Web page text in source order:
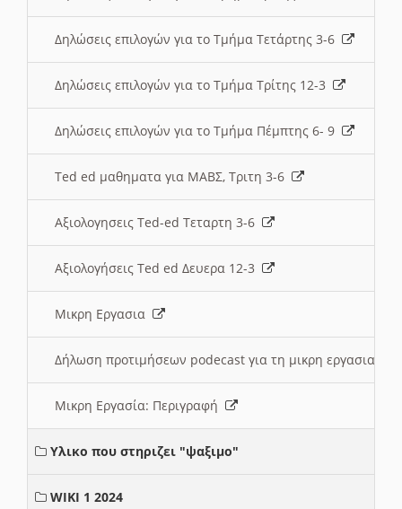
Δηλώσεις επιλογών για το Τμήμα Τετάρτης 3-6
Δηλώσεις επιλογών για το Τμήμα Τρίτης 12-3
Δηλώσεις επιλογών για το Τμήμα Πέμπτης 6- 9
Ted ed μαθηματα για ΜΑΒΣ, Τριτη 3-6
Αξιολογησεις Ted-ed Τεταρτη 3-6
Αξιολογήσεις Ted ed Δευερα 12-3
Μικρη Εργασια
Δήλωση προτιμήσεων podecast για τη μικρη εργασια
Μικρη Εργασία: Περιγραφή
Υλικο που στηριζει "ψαξιμο"
WIKI 1 2024